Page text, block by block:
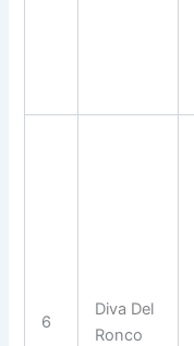
6
Diva Del
Ronco